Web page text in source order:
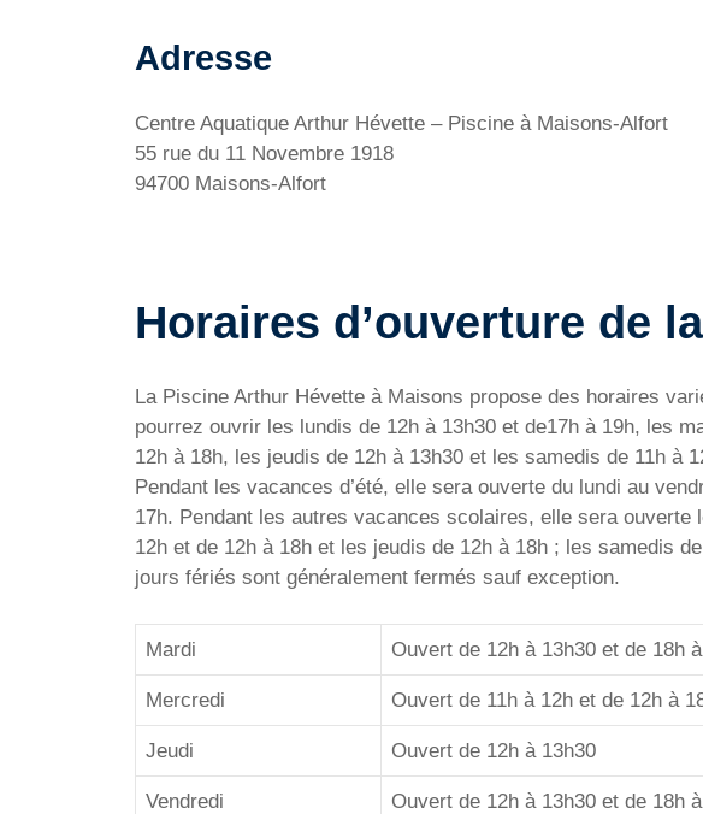
Adresse
Centre Aquatique Arthur Hévette – Piscine à Maisons-Alfort
55 rue du 11 Novembre 1918
94700 Maisons-Alfort
Horaires d’ouverture de
La Piscine Arthur Hévette à Maisons propose des horaires
pourrez ouvrir les lundis de 12h à 13h30 et de17h à 19h, les
12h à 18h, les jeudis de 12h à 13h30 et les samedis de 11h à
Pendant les vacances d’été, elle sera ouverte du lundi au
17h. Pendant les autres vacances scolaires, elle sera
12h et de 12h à 18h et les jeudis de 12h à 18h ; les samedis
jours fériés sont généralement fermés sauf exception.
Mardi Ouvert de 12h à 13h30 et de 18h
Mercredi Ouvert de 11h à 12h et de 12h à
Jeudi Ouvert de 12h à 13h30
Vendredi Ouvert de 12h à 13h30 et de 18h